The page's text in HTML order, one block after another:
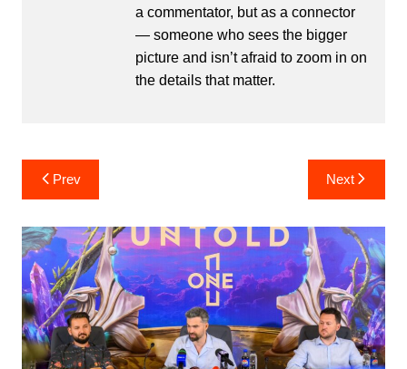
a commentator, but as a connector
— someone who sees the bigger
picture and isn’t afraid to zoom in on
the details that matter.
Post
navigation
Prev Next